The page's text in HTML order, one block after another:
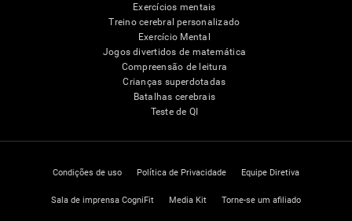
Exercícios mentais
Treino cerebral personalizado
Exercício Mental
Jogos divertidos de matemática
Compreensão de leitura
Crianças superdotadas
Batalhas cerebrais
Teste de QI
Condições de uso Política de Privacidade Equipe Diretiva
Sala de imprensa CogniFit Media Kit Torne-se um afiliado